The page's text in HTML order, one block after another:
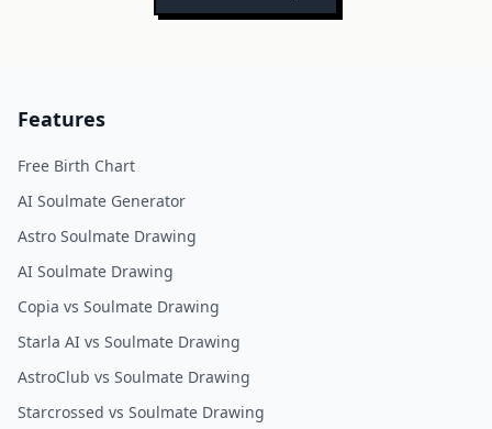
Features
Free Birth Chart
AI Soulmate Generator
Astro Soulmate Drawing
AI Soulmate Drawing
Copia vs Soulmate Drawing
Starla AI vs Soulmate Drawing
AstroClub vs Soulmate Drawing
Starcrossed vs Soulmate Drawing